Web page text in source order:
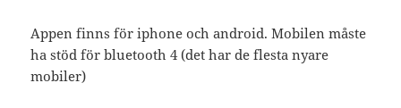
Appen finns för iphone och android. Mobilen måste
ha stöd för bluetooth 4 (det har de flesta nyare
mobiler)